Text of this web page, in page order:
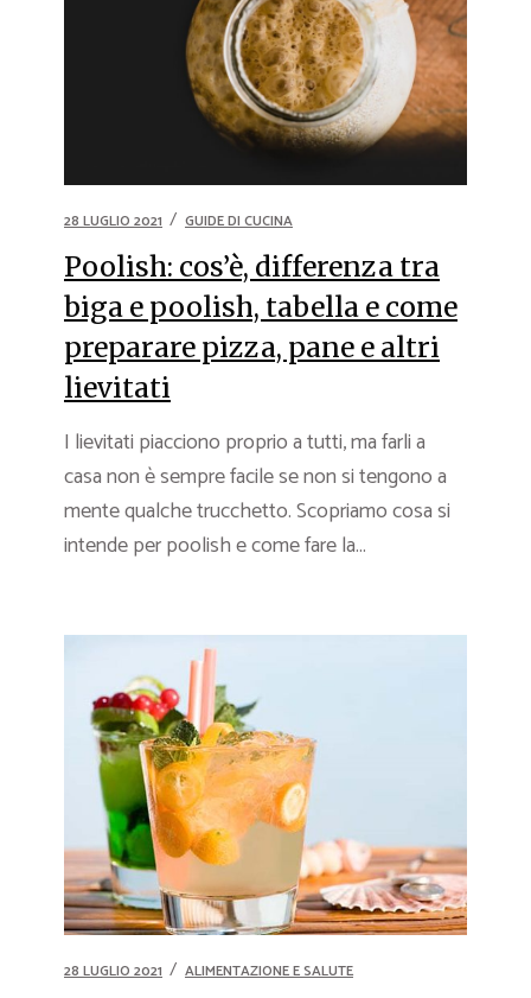
28 LUGLIO 2021 GUIDE DI CUCINA
Poolish: cos’è, differenza tra
biga e poolish, tabella e come
preparare pizza, pane e altri
lievitati
I lievitati piacciono proprio a tutti, ma farli a
casa non è sempre facile se non si tengono a
mente qualche trucchetto. Scopriamo cosa si
intende per poolish e come fare la...
28 LUGLIO 2021 ALIMENTAZIONE E SALUTE